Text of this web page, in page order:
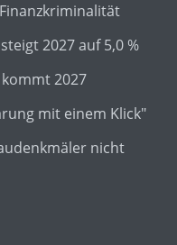
2027 auf 5,0 %
2027
mit einem Klick"
nicht